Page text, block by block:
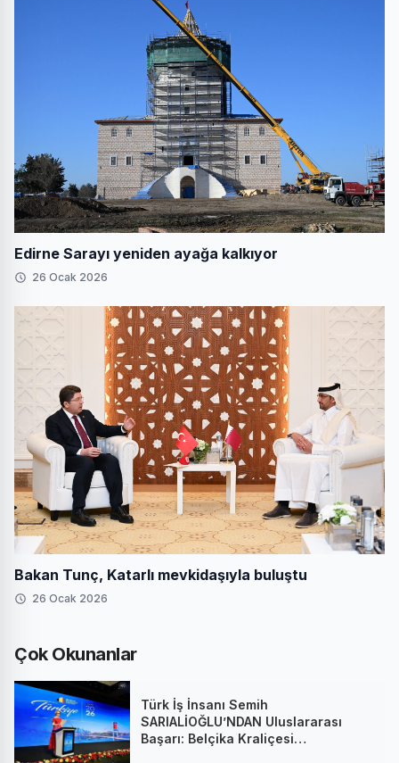
Edirne Sarayı yeniden ayağa kalkıyor
26 Ocak 2026
Bakan Tunç, Katarlı mevkidaşıyla buluştu
26 Ocak 2026
Çok Okunanlar
Türk İş İnsanı Semih
SARIALİOĞLU’NDAN Uluslararası
Başarı: Belçika Kraliçesi